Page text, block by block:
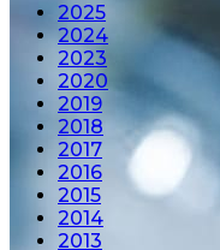
2025
2024
2023
2020
2019
2018
2017
2016
2015
2014
2013